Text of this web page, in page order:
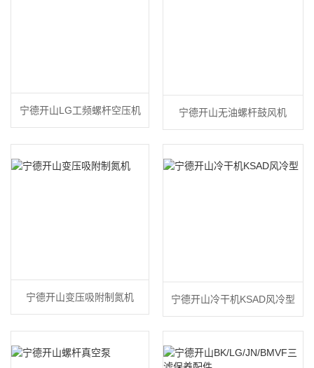
宁德开山LG工频螺杆空压机 宁德开山无油螺杆鼓风机
宁德开山变压吸附制氮机 宁德开山冷干机KSAD风冷型